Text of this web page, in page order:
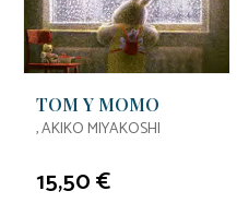
TOM Y MOMO
, AKIKO MIYAKOSHI
15,50 €